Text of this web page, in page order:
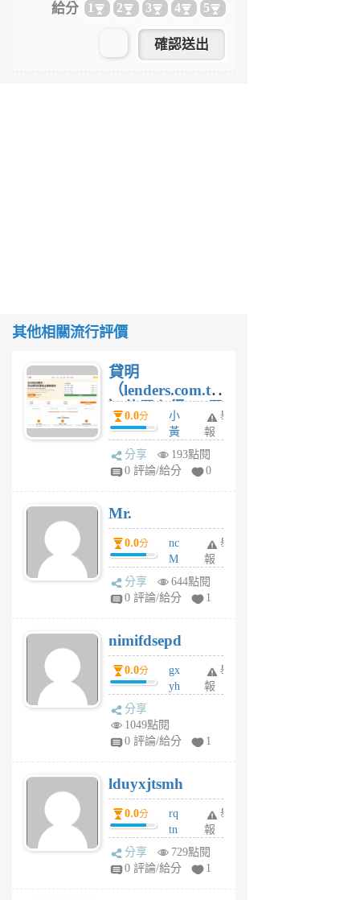
給分 1 2 3 4 5
其他相關流行評價
貸明
（lenders.com.tw
）使用心得 — 民
間貸款比較平台
體驗
0.0分
小
黃
蜂
1
舉
報
分享
193點閱
0 評論/給分
0
Mr.
0.0分
nc
M
U
F
U
5
個
月
舉
報
分享
644點閱
0 評論/給分
1
nimifdsepd
0.0分
gx
yh
jl
月
前
舉
報
分享
1049點閱
0 評論/給分
1
lduyxjtsmh
0.0分
rq
tn
jt
gl
舉
報
分享
729點閱
0 評論/給分
1